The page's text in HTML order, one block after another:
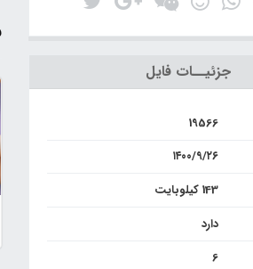
جزئیــات فایل
19566
۱۴۰۰/۹/۲۶
143 کیلوبایت
دارد
6